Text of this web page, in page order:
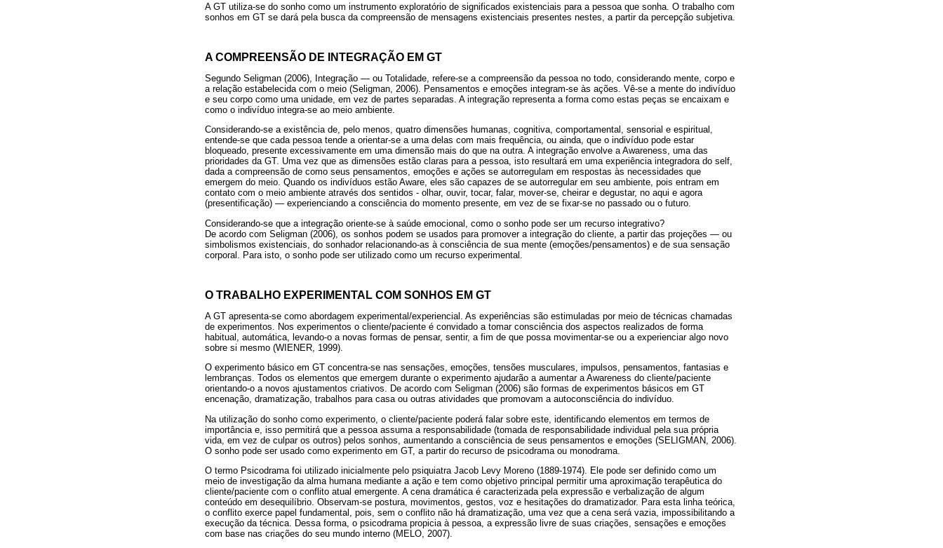
A GT utiliza-se do sonho como um instrumento exploratório de significados existenciais para a pessoa que sonha. O trabalho com
sonhos em GT se dará pela busca da compreensão de mensagens existenciais presentes nestes, a partir da percepção subjetiva.
A COMPREENSÃO DE INTEGRAÇÃO EM GT
Segundo Seligman (2006), Integração ― ou Totalidade, refere-se a compreensão da pessoa no todo, considerando mente, corpo e
a relação estabelecida com o meio (Seligman, 2006). Pensamentos e emoções integram-se às ações. Vê-se a mente do indivíduo
e seu corpo como uma unidade, em vez de partes separadas. A integração representa a forma como estas peças se encaixam e
como o indivíduo integra-se ao meio ambiente.
Considerando-se a existência de, pelo menos, quatro dimensões humanas, cognitiva, comportamental, sensorial e espiritual,
entende-se que cada pessoa tende a orientar-se a uma delas com mais frequência, ou ainda, que o indivíduo pode estar
bloqueado, presente excessivamente em uma dimensão mais do que na outra. A integração envolve a Awareness, uma das
prioridades da GT. Uma vez que as dimensões estão claras para a pessoa, isto resultará em uma experiência integradora do self,
dada a compreensão de como seus pensamentos, emoções e ações se autorregulam em respostas às necessidades que
emergem do meio. Quando os indivíduos estão Aware, eles são capazes de se autorregular em seu ambiente, pois entram em
contato com o meio ambiente através dos sentidos - olhar, ouvir, tocar, falar, mover-se, cheirar e degustar, no aqui e agora
(presentificação) ― experienciando a consciência do momento presente, em vez de se fixar-se no passado ou o futuro.
Considerando-se que a integração oriente-se à saúde emocional, como o sonho pode ser um recurso integrativo?
De acordo com Seligman (2006), os sonhos podem se usados para promover a integração do cliente, a partir das projeções ― ou
simbolismos existenciais, do sonhador relacionando-as à consciência de sua mente (emoções/pensamentos) e de sua sensação
corporal. Para isto, o sonho pode ser utilizado como um recurso experimental.
O TRABALHO EXPERIMENTAL COM SONHOS EM GT
A GT apresenta-se como abordagem experimental/experiencial. As experiências são estimuladas por meio de técnicas chamadas
de experimentos. Nos experimentos o cliente/paciente é convidado a tomar consciência dos aspectos realizados de forma
habitual, automática, levando-o a novas formas de pensar, sentir, a fim de que possa movimentar-se ou a experienciar algo novo
sobre si mesmo (WIENER, 1999).
O experimento básico em GT concentra-se nas sensações, emoções, tensões musculares, impulsos, pensamentos, fantasias e
lembranças. Todos os elementos que emergem durante o experimento ajudarão a aumentar a Awareness do cliente/paciente
orientando-o a novos ajustamentos criativos. De acordo com Seligman (2006) são formas de experimentos básicos em GT
encenação, dramatização, trabalhos para casa ou outras atividades que promovam a autoconsciência do indivíduo.
Na utilização do sonho como experimento, o cliente/paciente poderá falar sobre este, identificando elementos em termos de
importância e, isso permitirá que a pessoa assuma a responsabilidade (tomada de responsabilidade individual pela sua própria
vida, em vez de culpar os outros) pelos sonhos, aumentando a consciência de seus pensamentos e emoções (SELIGMAN, 2006).
O sonho pode ser usado como experimento em GT, a partir do recurso de psicodrama ou monodrama.
O termo Psicodrama foi utilizado inicialmente pelo psiquiatra Jacob Levy Moreno (1889-1974). Ele pode ser definido como um
meio de investigação da alma humana mediante a ação e tem como objetivo principal permitir uma aproximação terapêutica do
cliente/paciente com o conflito atual emergente. A cena dramática é caracterizada pela expressão e verbalização de algum
conteúdo em desequilíbrio. Observam-se postura, movimentos, gestos, voz e hesitações do dramatizador. Para esta linha teórica,
o conflito exerce papel fundamental, pois, sem o conflito não há dramatização, uma vez que a cena será vazia, impossibilitando a
execução da técnica. Dessa forma, o psicodrama propicia à pessoa, a expressão livre de suas criações, sensações e emoções
com base nas criações do seu mundo interno (MELO, 2007).